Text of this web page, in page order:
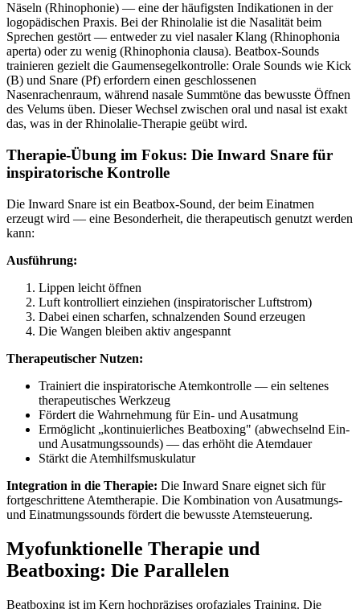
Näseln (Rhinophonie) — eine der häufigsten Indikationen in der
logopädischen Praxis. Bei der Rhinolalie ist die Nasalität beim
Sprechen gestört — entweder zu viel nasaler Klang (Rhinophonia
aperta) oder zu wenig (Rhinophonia clausa). Beatbox-Sounds
trainieren gezielt die Gaumensegelkontrolle: Orale Sounds wie Kick
(B) und Snare (Pf) erfordern einen geschlossenen
Nasenrachenraum, während nasale Summtöne das bewusste Öffnen
des Velums üben. Dieser Wechsel zwischen oral und nasal ist exakt
das, was in der Rhinolalie-Therapie geübt wird.
Therapie-Übung im Fokus: Die Inward Snare für
inspiratorische Kontrolle
Die Inward Snare ist ein Beatbox-Sound, der beim Einatmen
erzeugt wird — eine Besonderheit, die therapeutisch genutzt werden
kann:
Ausführung:
Lippen leicht öffnen
Luft kontrolliert einziehen (inspiratorischer Luftstrom)
Dabei einen scharfen, schnalzenden Sound erzeugen
Die Wangen bleiben aktiv angespannt
Therapeutischer Nutzen:
Trainiert die inspiratorische Atemkontrolle — ein seltenes
therapeutisches Werkzeug
Fördert die Wahrnehmung für Ein- und Ausatmung
Ermöglicht „kontinuierliches Beatboxing" (abwechselnd Ein-
und Ausatmungssounds) — das erhöht die Atemdauer
Stärkt die Atemhilfsmuskulatur
Integration in die Therapie: Die Inward Snare eignet sich für
fortgeschrittene Atemtherapie. Die Kombination von Ausatmungs-
und Einatmungssounds fördert die bewusste Atemsteuerung.
Myofunktionelle Therapie und
Beatboxing: Die Parallelen
Beatboxing ist im Kern hochpräzises orofaziales Training. Die